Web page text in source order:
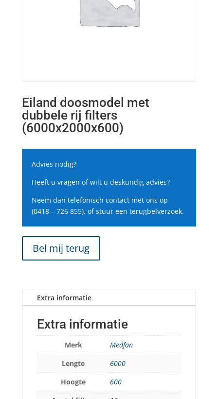
Eiland doosmodel met
dubbele rij filters
(6000x2000x600)
Advies nodig?
Heeft u vragen of wilt u deskundig advies?
Neem dan telefonisch contact met ons op
(0418 – 726 855), of stuur een terugbelverzoek.
Bel mij terug
Extra informatie
Extra informatie
Merk
Medfan
Lengte
6000
Hoogte
600